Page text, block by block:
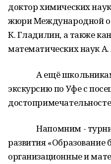
доктор химических
жюри Международной
К. Гладилин, а также
математических наук
А ещё школьникам
экскурсию по Уфе с
Напомним - турнир
развития «Образование
организационные и